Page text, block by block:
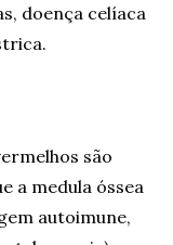
doença celíaca
são
a medula óssea
autoimune,